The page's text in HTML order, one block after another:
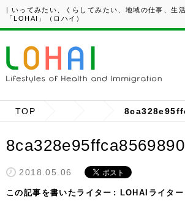
| いってみたい、くらしてみたい、地域の仕事、生
「LOHAI」（ロハイ）
TOP
2018.05.06
この記事を書いたライター LOHAIライター